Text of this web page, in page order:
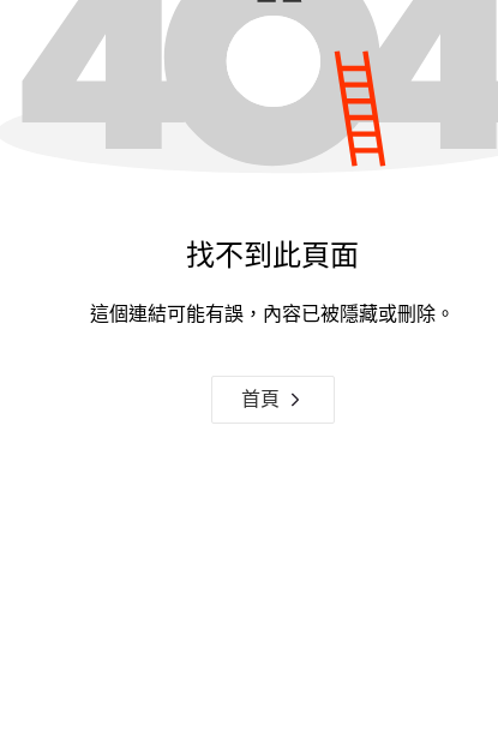
找不到此頁面
這個連結可能有誤，內容已被隱藏或刪除。
首頁